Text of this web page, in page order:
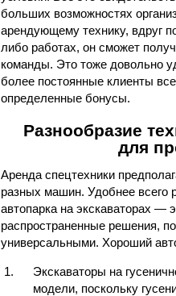
больших возможностях
арендующему технику, вдруг
либо работах, он сможет
команды. Это тоже довольно
более постоянные клиенты
определенные бонусы.
Разнообразие
для
Аренда спецтехники
разных машин. Удобнее всего
автопарка на экскаваторах —
распространенные решения,
универсальными. Хороший
Экскаваторы на
модели, поскольку